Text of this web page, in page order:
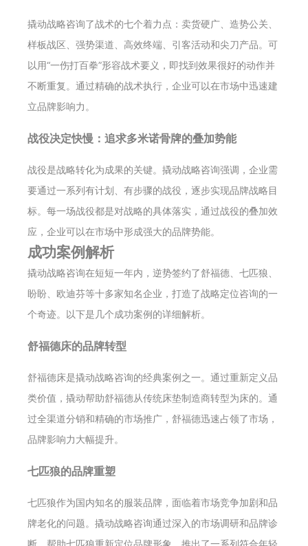
撬动战略咨询了战术的七个着力点：卖货硬广、造势公关、
样板战区、强势渠道、高效终端、引客活动和尖刀产品。可
以用“一伤打百拳”形容战术要义，即找到效果很好的动作并
不断重复。通过精确的战术执行，企业可以在市场中迅速建
立品牌影响力。
战役决定快慢：追求多米诺骨牌的叠加势能
战役是战略转化为成果的关键。撬动战略咨询强调，企业需
要通过一系列有计划、有步骤的战役，逐步实现品牌战略目
标。每一场战役都是对战略的具体落实，通过战役的叠加效
应，企业可以在市场中形成强大的品牌势能。
成功案例解析
撬动战略咨询在短短一年内，逆势签约了舒福德、七匹狼、
盼盼、欧迪芬等十多家知名企业，打造了战略定位咨询的一
个奇迹。以下是几个成功案例的详细解析。
舒福德床的品牌转型
舒福德床是撬动战略咨询的经典案例之一。通过重新定义品
类价值，撬动帮助舒福德从传统床垫制造商转型为床的。通
过全渠道分销和精确的市场推广，舒福德迅速占领了市场，
品牌影响力大幅提升。
七匹狼的品牌重塑
七匹狼作为国内知名的服装品牌，面临着市场竞争加剧和品
牌老化的问题。撬动战略咨询通过深入的市场调研和品牌诊
断，帮助七匹狼重新定位品牌形象，推出了一系列符合年轻